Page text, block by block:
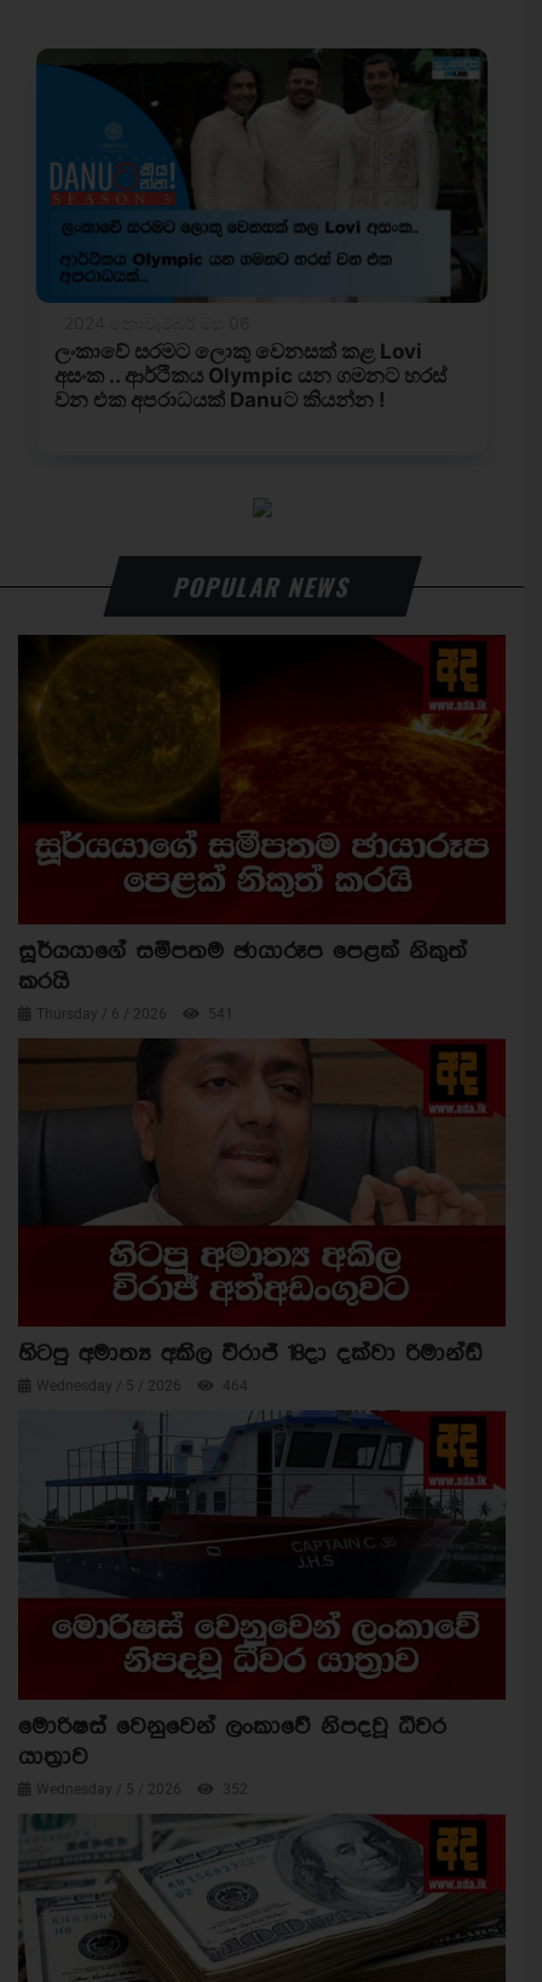
POPULAR NEWS
සූර්යයාගේ සමීපතම ඡායාරූප පෙළක් නිකුත්
කරයි
Thursday / 6 / 2026 541
හිටපු අමාත්‍ය අකිල විරාජ් 18දා දක්වා රිමාන්ඩ්
Wednesday / 5 / 2026 464
මොරිෂස් වෙනුවෙන් ලංකාවේ නිපදවූ ධීවර
යාත්‍රාව
Wednesday / 5 / 2026 352